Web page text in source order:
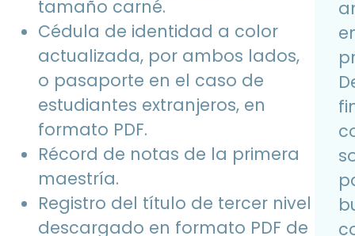
tamaño carné.
Cédula de identidad a color
actualizada, por ambos lados,
o pasaporte en el caso de
estudiantes extranjeros, en
formato PDF.
Récord de notas de la primera
maestría.
Registro del título de tercer nivel
descargado en formato PDF de